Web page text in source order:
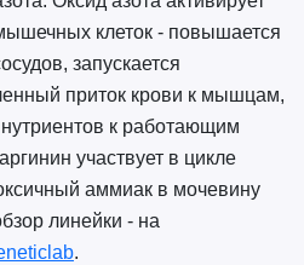
клеток - повышается
запускается
приток крови к мышцам,
к работающим
участвует в цикле
аммиак в мочевину
линейки - на
.